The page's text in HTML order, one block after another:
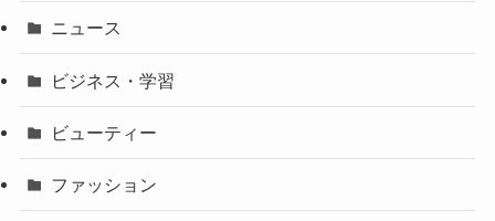
ニュース
ビジネス・学習
ビューティー
ファッション